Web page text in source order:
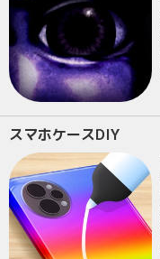
スマホケースDIY